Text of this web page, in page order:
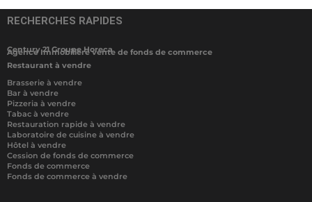
RECHERCHES RAPIDES
Century 21 Groupe Horeca
Agence Immobilière vente de fonds de commerce
Restaurant à vendre
Brasserie à vendre
Bar à vendre
Pizzeria à vendre
Tabac à vendre
Restauration rapide à vendre
Laboratoire de cuisine à vendre
Hôtel à vendre
Cession de fonds de commerce
Fonds de commerce
Fonds de commerce à vendre